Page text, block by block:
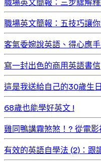
職場英文簡報：三步驟解
職場英文簡報：五技巧讓
客氣委婉說英語、得心應
寫一封出色的商用英語書信
這是我送給自己的30歲生
68歲也能學好英文 !
雞同鴨講霧煞煞！? 從電
有效的英語自學法 (2)：跟